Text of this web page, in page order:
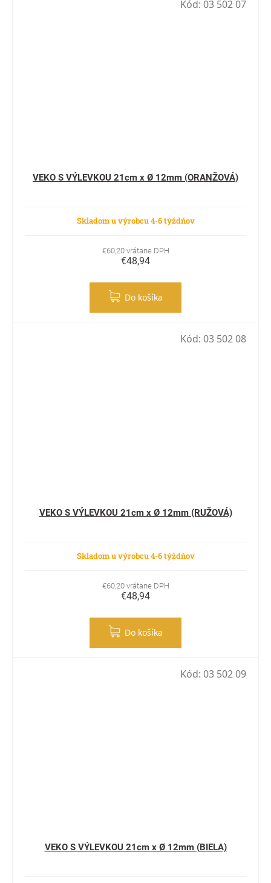
VEKO S VÝLEVKOU 21cm x Ø 12mm (ORANŽOVÁ)
Skladom u výrobcu 4-6 týždňov
€60,20 vrátane DPH
€48,94
Do košíka
Kód: 03 502 07
VEKO S VÝLEVKOU 21cm x Ø 12mm (RUŽOVÁ)
Skladom u výrobcu 4-6 týždňov
€60,20 vrátane DPH
€48,94
Do košíka
Kód: 03 502 08
VEKO S VÝLEVKOU 21cm x Ø 12mm (BIELA)
Kód: 03 502 09